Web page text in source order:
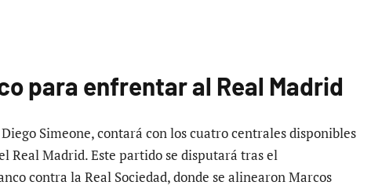
para enfrentar al Real Madrid
Simeone, contará con los cuatro centrales disponibles
Real Madrid. Este partido se disputará tras el
contra la Real Sociedad, donde se alinearon Marcos